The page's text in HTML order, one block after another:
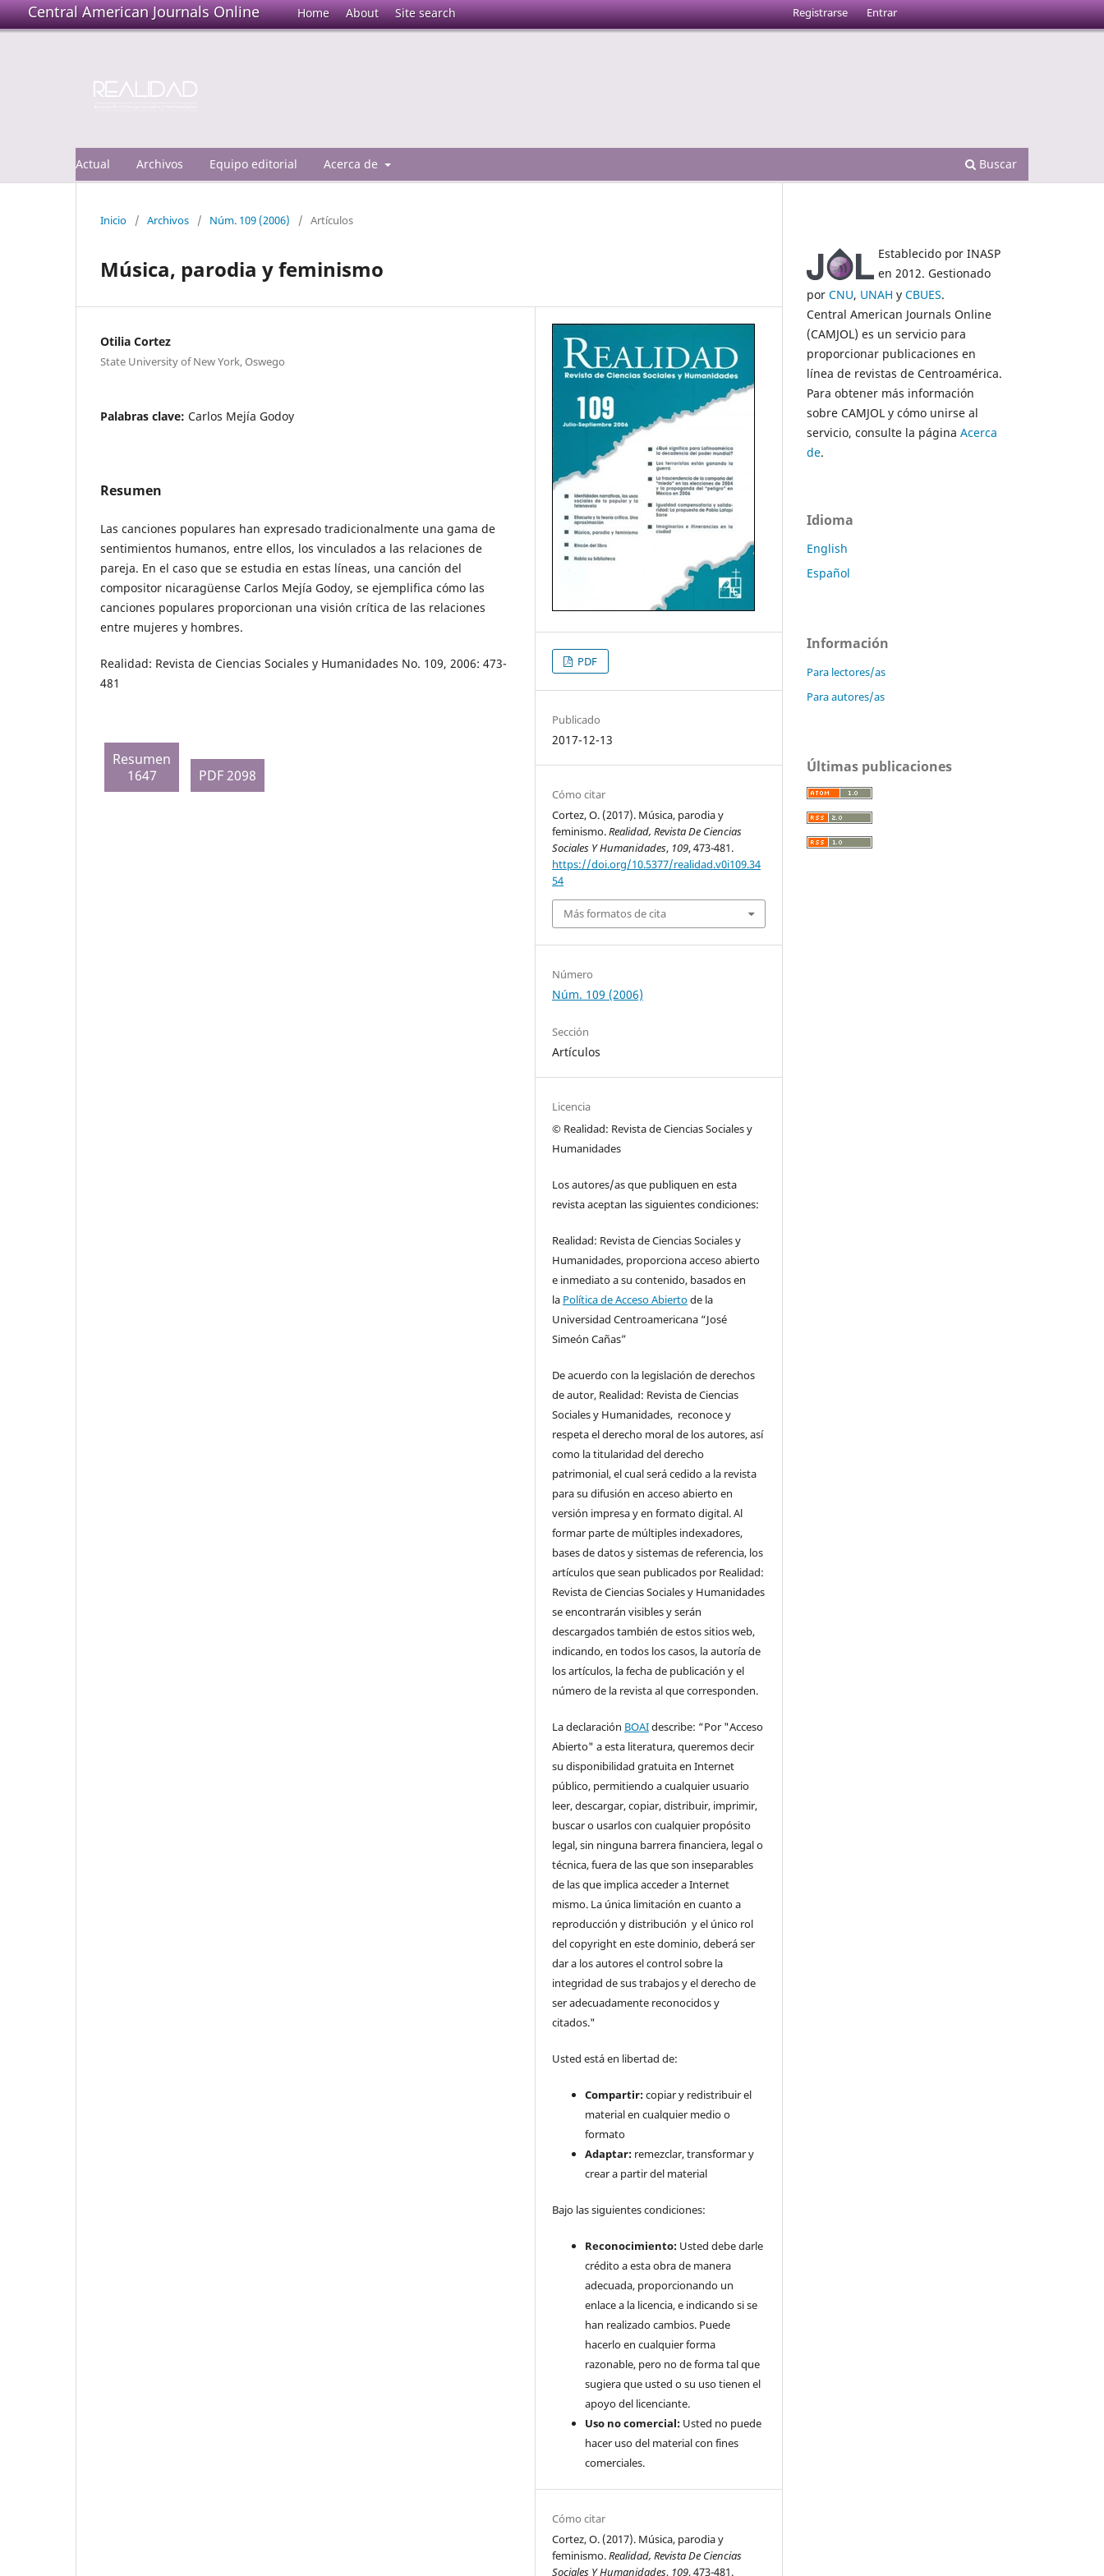
Central American Journals Online Home About Site search
Actual Archivos Equipo editorial Acerca de Buscar
Registrarse Entrar
Inicio / Archivos / Núm. 109 (2006) / Artículos
Música, parodia y feminismo
Otilia Cortez
State University of New York, Oswego
Palabras clave: Carlos Mejía Godoy
Resumen
Las canciones populares han expresado tradicionalmente una gama de
sentimientos humanos, entre ellos, los vinculados a las relaciones de
pareja. En el caso que se estudia en estas líneas, una canción del
compositor nicaragüense Carlos Mejía Godoy, se ejemplifica cómo las
canciones populares proporcionan una visión crítica de las relaciones
entre mujeres y hombres.
Realidad: Revista de Ciencias Sociales y Humanidades No. 109, 2006: 473-
481
Resumen
1647
PDF 2098
PDF
Publicado
2017-12-13
Cómo citar
Cortez, O. (2017). Música, parodia y
feminismo.Realidad, Revista De Ciencias
Sociales Y Humanidades, 109, 473-481.
https://doi.org/10.5377/realidad.v0i109.34
54
Más formatos de cita
Número
Núm. 109 (2006)
Sección
Artículos
Licencia
© Realidad: Revista de Ciencias Sociales y
Humanidades
Los autores/as que publiquen en esta
revista aceptan las siguientes condiciones:
Realidad: Revista de Ciencias Sociales y
Humanidades, proporciona acceso abierto
e inmediato a su contenido, basados en
la Política de Acceso Abiertode la
Universidad Centroamericana “José
Simeón Cañas”
De acuerdo con la legislación de derechos
de autor, Realidad: Revista de Ciencias
Sociales y Humanidades, reconoce y
respeta el derecho moral de los autores, así
como la titularidad del derecho
patrimonial, el cual será cedido a la revista
para su difusión en acceso abierto en
versión impresa y en formato digital. Al
formar parte de múltiples indexadores,
bases de datos y sistemas de referencia, los
artículos que sean publicados por Realidad:
Revista de Ciencias Sociales y Humanidades
se encontrarán visibles y serán
descargados también de estos sitios web,
indicando, en todos los casos, la autoría de
los artículos, la fecha de publicación y el
número de la revista al que corresponden.
La declaración BOAIdescribe: “Por "Acceso
Abierto" a esta literatura, queremos decir
su disponibilidad gratuita en Internet
público, permitiendo a cualquier usuario
leer, descargar, copiar, distribuir, imprimir,
buscar o usarlos con cualquier propósito
legal, sin ninguna barrera financiera, legal o
técnica, fuera de las que son inseparables
de las que implica acceder a Internet
mismo. La única limitación en cuanto a
reproducción y distribución y el único rol
del copyright en este dominio, deberá ser
dar a los autores el control sobre la
integridad de sus trabajos y el derecho de
ser adecuadamente reconocidos y
citados."
Usted está en libertad de:
Compartir:copiar y redistribuir el
material en cualquier medio o
formato
Adaptar: remezclar, transformar y
crear a partir del material
Bajo las siguientes condiciones:
Reconocimiento: Usted debe darle
crédito a esta obra de manera
adecuada, proporcionando un
enlace a la licencia, e indicando si se
han realizado cambios. Puede
hacerlo en cualquier forma
razonable, pero no de forma tal que
sugiera que usted o su uso tienen el
apoyo del licenciante.
Uso no comercial: Usted no puede
hacer uso del material con fines
comerciales.
Cómo citar
Cortez, O. (2017). Música, parodia y
feminismo.Realidad, Revista De Ciencias
Sociales Y Humanidades, 109, 473-481.
Establecido por INASP
en 2012. Gestionado
por CNU, UNAH y CBUES.
Central American Journals Online
(CAMJOL) es un servicio para
proporcionar publicaciones en
línea de revistas de Centroamérica.
Para obtener más información
sobre CAMJOL y cómo unirse al
servicio, consulte la página Acerca
de.
Idioma
English
Español
Información
Para lectores/as
Para autores/as
Últimas publicaciones